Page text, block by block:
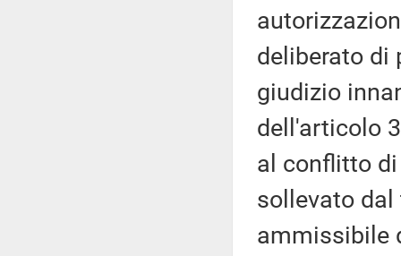
deliberato di
giudizio
dell'articolo
al conflitto
sollevato dal
ammissibile